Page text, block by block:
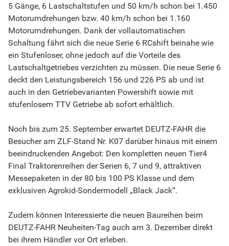
5 Gänge, 6 Lastschaltstufen und 50 km/h schon bei 1.450
Motorumdrehungen bzw. 40 km/h schon bei 1.160
Motorumdrehungen. Dank der vollautomatischen
Schaltung fährt sich die neue Serie 6 RCshift beinahe wie
ein Stufenloser, ohne jedoch auf die Vorteile des
Lastschaltgetriebes verzichten zu müssen. Die neue Serie 6
deckt den Leistungsbereich 156 und 226 PS ab und ist
auch in den Getriebevarianten Powershift sowie mit
stufenlosem TTV Getriebe ab sofort erhältlich.
Noch bis zum 25. September erwartet DEUTZ-FAHR die
Besucher am ZLF-Stand Nr. K07 darüber hinaus mit einem
beeindruckenden Angebot: Den kompletten neuen Tier4
Final Traktorenreihen der Serien 6, 7 und 9, attraktiven
Messepaketen in der 80 bis 100 PS Klasse und dem
exklusiven Agrokid-Sondermodell „Black Jack“.
Zudem können Interessierte die neuen Baureihen beim
DEUTZ-FAHR Neuheiten-Tag auch am 3. Dezember direkt
bei ihrem Händler vor Ort erleben.